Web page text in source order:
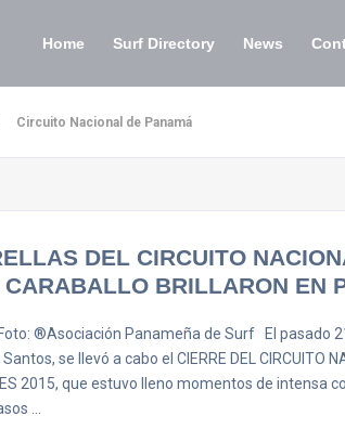
Home Surf Directory News
Circuito Nacional de Panamá
DEL CIRCUITO
BRILLARON EN
®Asociación Panameña de Surf El pasado
se llevó a cabo el CIERRE DEL CIRCUITO
2015, que estuvo lleno momentos de
…